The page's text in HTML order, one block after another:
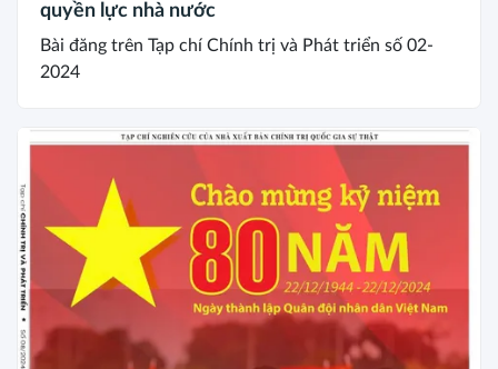
quyền lực nhà nước
Bài đăng trên Tạp chí Chính trị và Phát triển số 02-
2024